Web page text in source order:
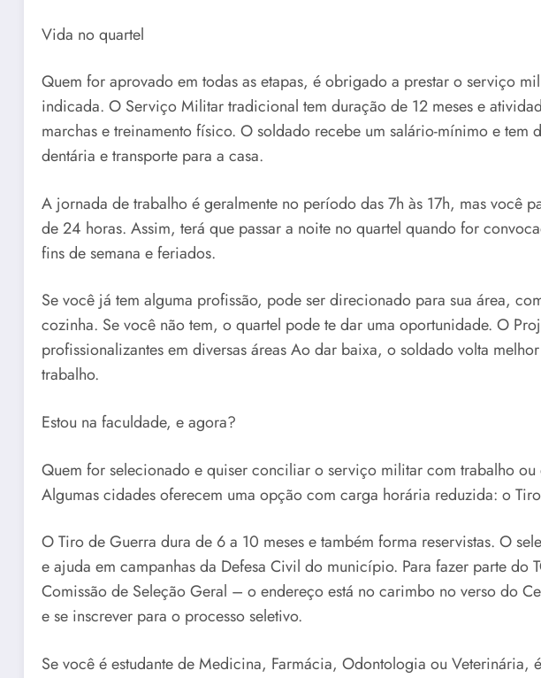
Vida no quartel
Quem for aprovado em todas as etapas, é obrigado a prestar o serviço
indicada. O Serviço Militar tradicional tem duração de 12 meses e
marchas e treinamento físico. O soldado recebe um salário-mínimo e tem
dentária e transporte para a casa.
A jornada de trabalho é geralmente no período das 7h às 17h, mas você
de 24 horas. Assim, terá que passar a noite no quartel quando for
fins de semana e feriados.
Se você já tem alguma profissão, pode ser direcionado para sua área,
cozinha. Se você não tem, o quartel pode te dar uma oportunidade. O
profissionalizantes em diversas áreas Ao dar baixa, o soldado volta
trabalho.
Estou na faculdade, e agora?
Quem for selecionado e quiser conciliar o serviço militar com trabalho ou
Algumas cidades oferecem uma opção com carga horária reduzida: o
O Tiro de Guerra dura de 6 a 10 meses e também forma reservistas. O
e ajuda em campanhas da Defesa Civil do município. Para fazer parte do
Comissão de Seleção Geral – o endereço está no carimbo no verso do
e se inscrever para o processo seletivo.
Se você é estudante de Medicina, Farmácia, Odontologia ou Veterinária,